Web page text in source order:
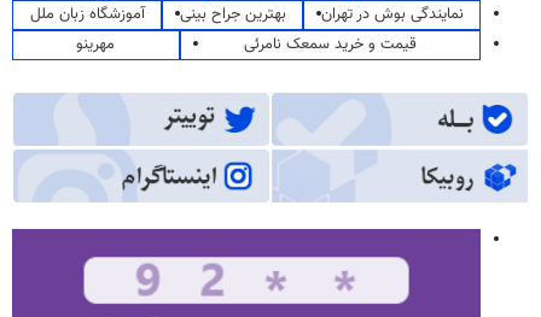
نمایندگی بوش در تهران
بهترین جراح بینی
آموزشگاه زبان ملل
قیمت و خرید سمعک نامرئی
مهرینو